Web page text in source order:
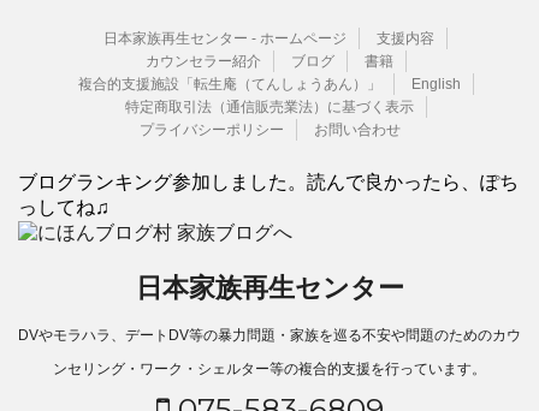
日本家族再生センター - ホームページ
支援内容
カウンセラー紹介
ブログ
書籍
複合的支援施設「転生庵（てんしょうあん）」
English
特定商取引法（通信販売業法）に基づく表示
プライバシーポリシー
お問い合わせ
ブログランキング参加しました。読んで良かったら、ぽち
っしてね♫
日本家族再生センター
DVやモラハラ、デートDV等の暴力問題・家族を巡る不安や問題のためのカウ
ンセリング・ワーク・シェルター等の複合的支援を行っています。